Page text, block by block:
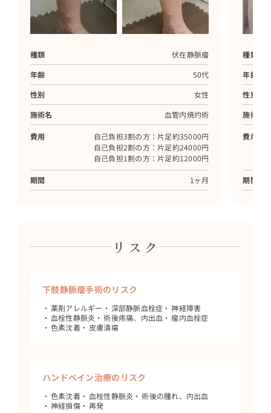
種類
伏在静脈瘤
年齢
50代
性別
女性
施術名
血管内焼灼術
費用
自己負担3割の方：片足約35000円
自己負担2割の方：片足約24000円
自己負担1割の方：片足約12000円
期間 1ヶ月
種類
年齢
性別
施術名
費用
期間
リスク
下肢静脈瘤手術のリスク
薬剤アレルギー 深部静脈血栓症
神経障害
血栓性静脈炎
術後疼痛、内出血
瘤内血栓症
色素沈着
皮膚潰瘍
ハンドベイン治療のリスク
色素沈着 血栓性静脈炎
術後の腫れ、内出血
神経損傷
再発